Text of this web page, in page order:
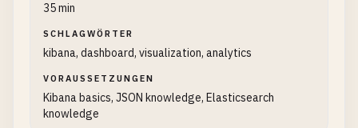
35 min
SCHLAGWÖRTER
kibana, dashboard, visualization, analytics
VORAUSSETZUNGEN
Kibana basics, JSON knowledge, Elasticsearch
knowledge